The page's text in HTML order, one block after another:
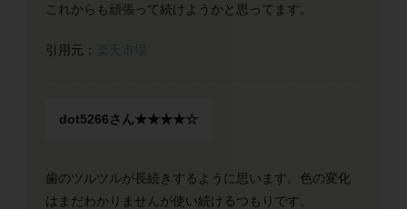
これからも頑張って続けようかと思ってます。
引用元： 楽天市場
dot5266さん★★★★☆
歯のツルツルが長続きするように思います。色の変化
はまだわかりませんが使い続けるつもりです。